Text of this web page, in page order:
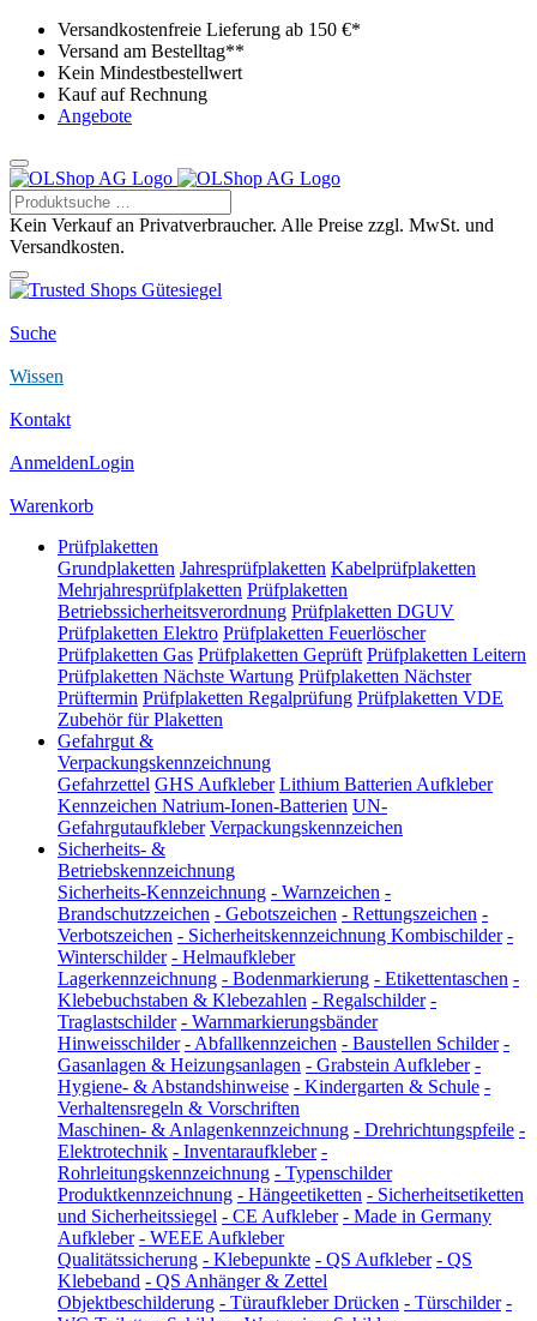
Versandkostenfreie Lieferung ab 150 €*
Versand am Bestelltag**
Kein Mindestbestellwert
Kauf auf Rechnung
Angebote
Kein Verkauf an Privatverbraucher. Alle Preise zzgl. MwSt. und
Versandkosten.
Suche
Wissen
Kontakt
AnmeldenLogin
Warenkorb
Prüfplaketten
Grundplaketten Jahresprüfplaketten Kabelprüfplaketten
Mehrjahresprüfplaketten Prüfplaketten
Betriebssicherheitsverordnung Prüfplaketten DGUV
Prüfplaketten Elektro Prüfplaketten Feuerlöscher
Prüfplaketten Gas Prüfplaketten Geprüft Prüfplaketten Leitern
Prüfplaketten Nächste Wartung Prüfplaketten Nächster
Prüftermin Prüfplaketten Regalprüfung Prüfplaketten VDE
Zubehör für Plaketten
Gefahrgut &
Verpackungskennzeichnung
Gefahrzettel GHS Aufkleber Lithium Batterien Aufkleber
Kennzeichen Natrium-Ionen-Batterien UN-
Gefahrgutaufkleber Verpackungskennzeichen
Sicherheits- &
Betriebskennzeichnung
Sicherheits-Kennzeichnung - Warnzeichen -
Brandschutzzeichen - Gebotszeichen - Rettungszeichen -
Verbotszeichen - Sicherheitskennzeichnung Kombischilder -
Winterschilder - Helmaufkleber
Lagerkennzeichnung - Bodenmarkierung - Etikettentaschen -
Klebebuchstaben & Klebezahlen - Regalschilder -
Traglastschilder - Warnmarkierungsbänder
Hinweisschilder - Abfallkennzeichen - Baustellen Schilder -
Gasanlagen & Heizungsanlagen - Grabstein Aufkleber -
Hygiene- & Abstandshinweise - Kindergarten & Schule -
Verhaltensregeln & Vorschriften
Maschinen- & Anlagenkennzeichnung - Drehrichtungspfeile -
Elektrotechnik - Inventaraufkleber -
Rohrleitungskennzeichnung - Typenschilder
Produktkennzeichnung - Hängeetiketten - Sicherheitsetiketten
und Sicherheitssiegel - CE Aufkleber - Made in Germany
Aufkleber - WEEE Aufkleber
Qualitätssicherung - Klebepunkte - QS Aufkleber - QS
Klebeband - QS Anhänger & Zettel
Objektbeschilderung - Türaufkleber Drücken - Türschilder -